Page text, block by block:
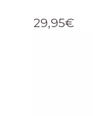
29,95€